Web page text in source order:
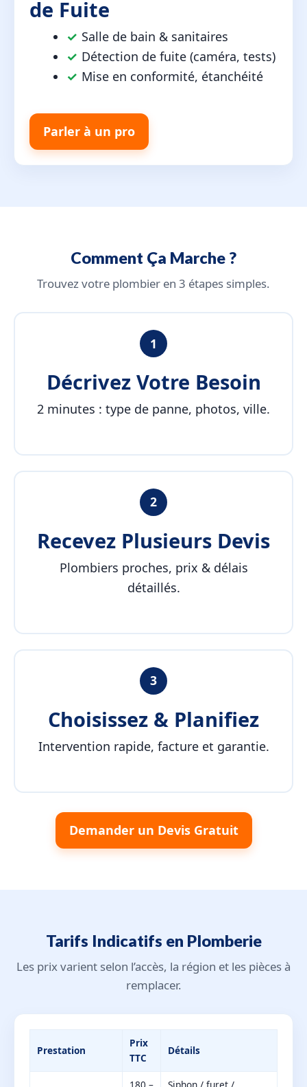
de Fuite
✓ Salle de bain & sanitaires
✓ Détection de fuite (caméra, tests)
✓ Mise en conformité, étanchéité
Parler à un pro
Comment Ça Marche ?
Trouvez votre plombier en 3 étapes simples.
1
Décrivez Votre Besoin
2 minutes : type de panne, photos, ville.
2
Recevez Plusieurs Devis
Plombiers proches, prix & délais
détaillés.
3
Choisissez & Planifiez
Intervention rapide, facture et garantie.
Demander un Devis Gratuit
Tarifs Indicatifs en Plomberie
Les prix varient selon l’accès, la région et les pièces à
remplacer.
Prestation
Prix
TTC
Détails
180 –
Siphon / furet /